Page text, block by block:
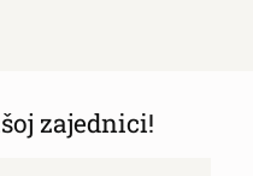
zajednici!